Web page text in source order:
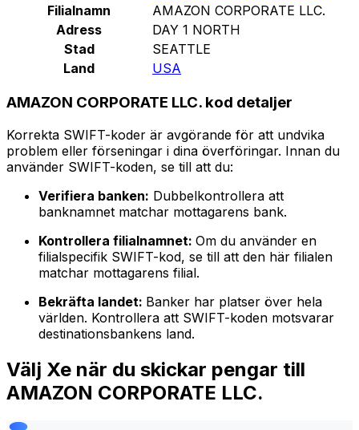
Filialnamn
AMAZON CORPORATE LLC.
Adress
DAY 1 NORTH
Stad
SEATTLE
Land
USA
AMAZON CORPORATE LLC. kod detaljer
Korrekta SWIFT-koder är avgörande för att undvika
problem eller förseningar i dina överföringar. Innan du
använder SWIFT-koden, se till att du:
Verifiera banken: Dubbelkontrollera att
banknamnet matchar mottagarens bank.
Kontrollera filialnamnet: Om du använder en
filialspecifik SWIFT-kod, se till att den här filialen
matchar mottagarens filial.
Bekräfta landet: Banker har platser över hela
världen. Kontrollera att SWIFT-koden motsvarar
destinationsbankens land.
Välj Xe när du skickar pengar till
AMAZON CORPORATE LLC.